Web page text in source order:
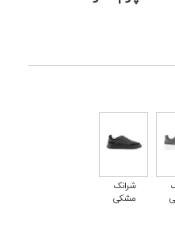
شرانک
مشکی